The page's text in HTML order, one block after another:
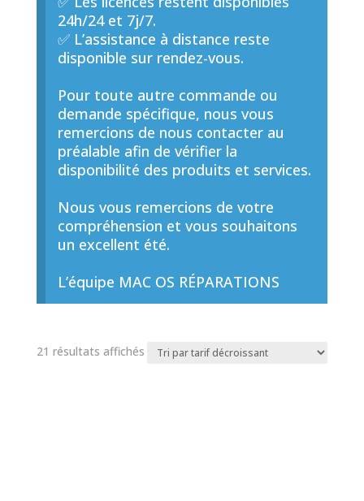
24h/24 et 7j/7.
✅ L’assistance à distance reste
disponible sur rendez-vous.
Pour toute autre commande ou
demande spécifique, nous vous
remercions de nous contacter au
préalable afin de vérifier la
disponibilité des produits et services.
Nous vous remercions de votre
compréhension et vous souhaitons
un excellent été.
L’équipe MAC OS RÉPARATIONS
21 résultats affichésTrié